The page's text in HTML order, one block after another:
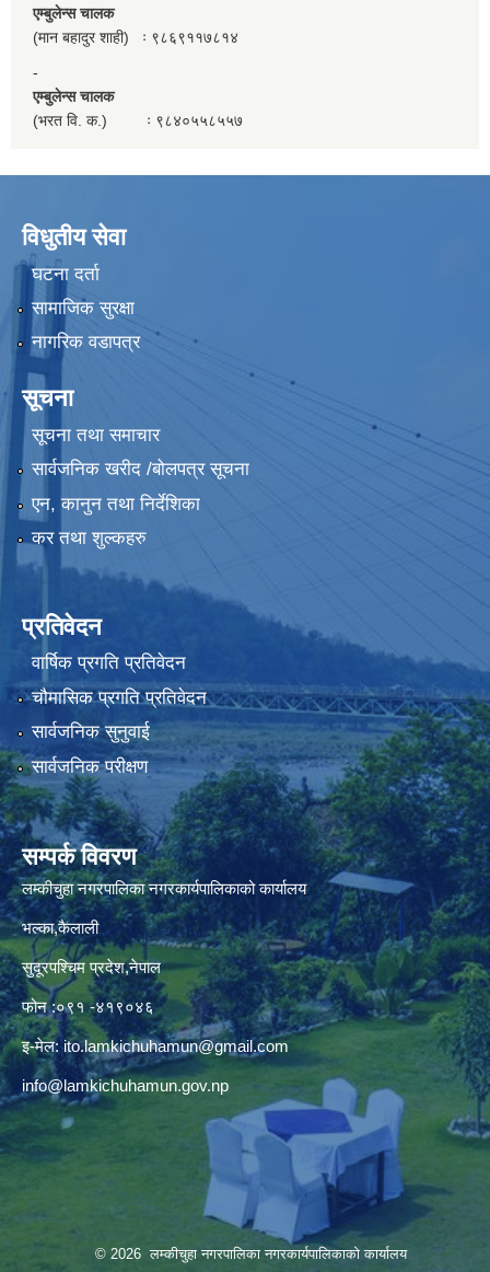
एम्बुलेन्स चालक
(मान बहादुर शाही) ः ९८६९११७८१४
-
एम्बुलेन्स चालक
(भरत वि. क.) ः ९८४०५५८५५७
विधुतीय सेवा
घटना दर्ता
सामाजिक सुरक्षा
नागरिक वडापत्र
सूचना
सूचना तथा समाचार
सार्वजनिक खरीद /बोलपत्र सूचना
एन, कानुन तथा निर्देशिका
कर तथा शुल्कहरु
प्रतिवेदन
वार्षिक प्रगति प्रतिवेदन
चौमासिक प्रगति प्रतिवेदन
सार्वजनिक सुनुवाई
सार्वजनिक परीक्षण
सम्पर्क विवरण
लम्कीचुहा नगरपालिका नगरकार्यपालिकाको कार्यालय
भल्का,कैलाली
सुदूरपश्चिम प्रदेश,नेपाल
फोन :०९१ -४१९०४६
इ-मेल:ito.lamkichuhamun@gmail.com
info@lamkichuhamun.gov.np
© 2026 लम्कीचुहा नगरपालिका नगरकार्यपालिकाको कार्यालय